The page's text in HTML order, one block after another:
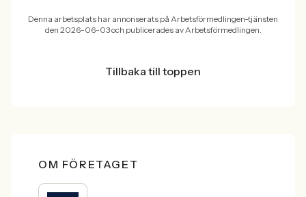
Denna arbetsplats har annonserats på Arbetsförmedlingen-tjänsten
den 2026-06-03 och publicerades av Arbetsförmedlingen.
Tillbaka till toppen
OM FÖRETAGET